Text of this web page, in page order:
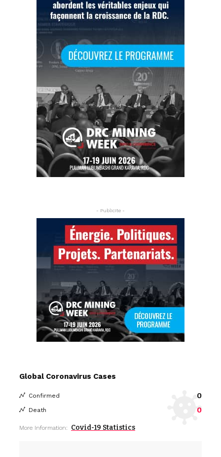
- Publicite -
Global Coronavirus Cases
Confirmed 0
Death 0
More Information: Covid-19 Statistics